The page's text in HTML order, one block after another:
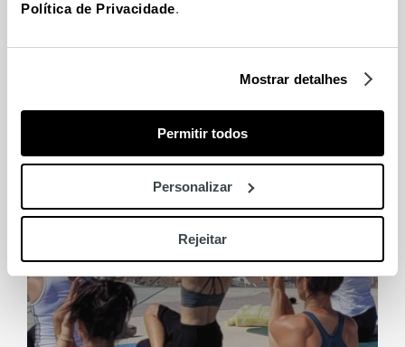
Política de Privacidade.
Mostrar detalhes
Permitir todos
Personalizar
Rejeitar
Mundial FNAC